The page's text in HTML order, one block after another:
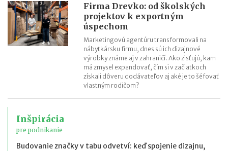
Firma Drevko: od školských
projektov k exportným
úspechom
Marketingovú agentúru transformovali na
nábytkársku firmu, dnes sú ich dizajnové
výrobky známe aj v zahraničí. Ako zisťujú, kam
má zmysel expandovať, čím si v začiatkoch
získali dôveru dodávateľov aj aké je to šéfovať
vlastným rodičom?
Inšpirácia
pre podnikanie
Budovanie značky v tabu odvetví: keď spojenie dizajnu,